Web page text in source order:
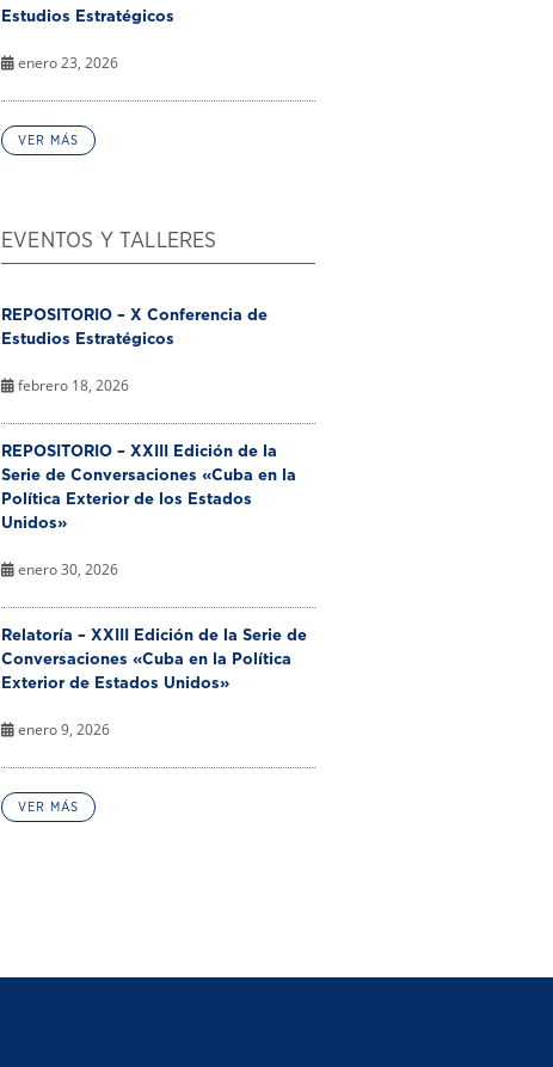
Estudios Estratégicos
enero 23, 2026
VER MÁS
EVENTOS Y TALLERES
REPOSITORIO – X Conferencia de
Estudios Estratégicos
febrero 18, 2026
REPOSITORIO – XXIII Edición de la
Serie de Conversaciones «Cuba en la
Política Exterior de los Estados
Unidos»
enero 30, 2026
Relatoría – XXIII Edición de la Serie de
Conversaciones «Cuba en la Política
Exterior de Estados Unidos»
enero 9, 2026
VER MÁS